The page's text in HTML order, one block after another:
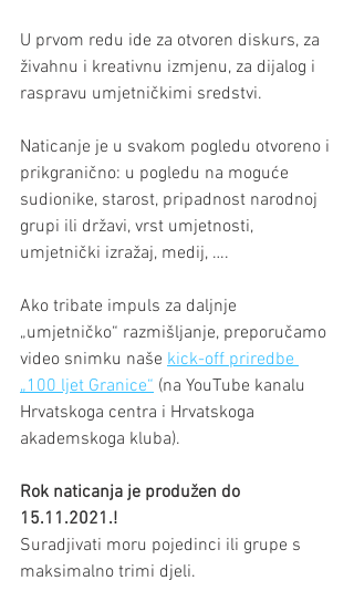
U prvom redu ide za otvoren diskurs, za
živahnu i kreativnu izmjenu, za dijalog i
raspravu umjetničkimi sredstvi.
Naticanje je u svakom pogledu otvoreno i
prikgranično: u pogledu na moguće
sudionike, starost, pripadnost narodnoj
grupi ili državi, vrst umjetnosti,
umjetnički izražaj, medij, ….
Ako tribate impuls za daljnje
„umjetničko“ razmišljanje, preporučamo
video snimku naše kick-off priredbe
„100 ljet Granice“ (na YouTube kanalu
Hrvatskoga centra i Hrvatskoga
akademskoga kluba).
Rok naticanja je produžen do
15.11.2021.!
Suradjivati moru pojedinci ili grupe s
maksimalno trimi djeli.